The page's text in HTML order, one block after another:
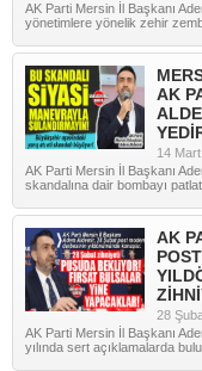
AK Parti Mersin İl Başkanı
yönetimlere yönelik zehir
AK
14
AK Parti Mersin İl Başkanı
skandalına dair bombayı
AK
28
AK Parti Mersin İl Başkanı
yılında sert açıklamalarda